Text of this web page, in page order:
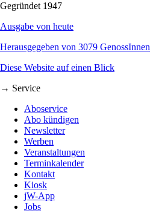
Gegründet 1947
Ausgabe von heute
Herausgegeben von 3079 GenossInnen
Diese Website auf einen Blick
→ Service
Aboservice
Abo kündigen
Newsletter
Werben
Veranstaltungen
Terminkalender
Kontakt
Kiosk
jW-App
Jobs